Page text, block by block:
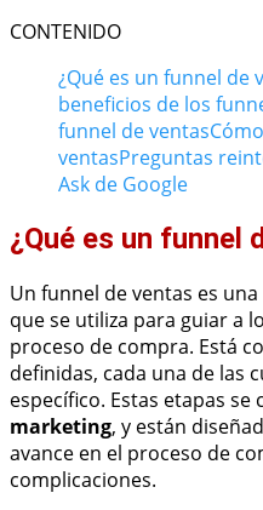
CONTENIDO
¿Qué es un funnel de
beneficios de los
funnel de ventas
ventasPreguntas
Ask de Google
¿Qué es un funnel
Un funnel de ventas es
que se utiliza para guiar a
proceso de compra. Está
definidas, cada una de las
específico. Estas etapas se
marketing, y están
avance en el proceso de
complicaciones.